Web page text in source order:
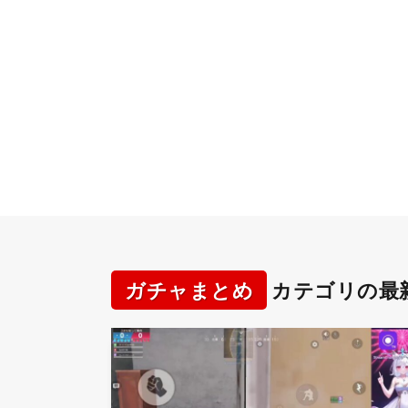
ガチャまとめ カテゴリの最